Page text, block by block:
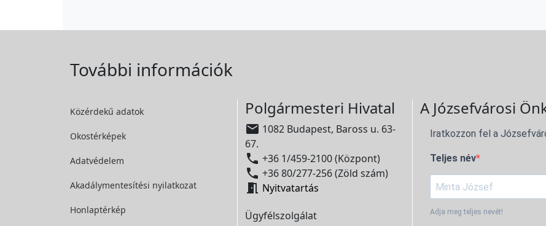
További információk
Közérdekű adatok
Okostérképek
Adatvédelem
Akadálymentesítési nyilatkozat
Honlaptérkép
Polgármesteri Hivatal
 1082 Budapest, Baross u. 63-
67.
 +36 1/459-2100 (Központ)
 +36 80/277-256 (Zöld szám)
 Nyitvatartás
Ügyfélszolgálat
A Józsefvárosi
Iratkozzon fel a
Teljes név
Adja meg teljes nevét!